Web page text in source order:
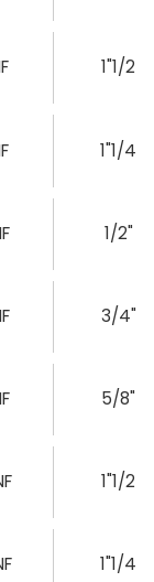
1"1/2
1"1/4
1/2"
3/4"
5/8"
1"1/2
1"1/4